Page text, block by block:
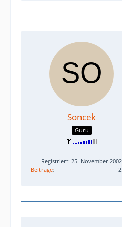
Soncek
Guru
Registriert: 25. November 2002
Beiträge